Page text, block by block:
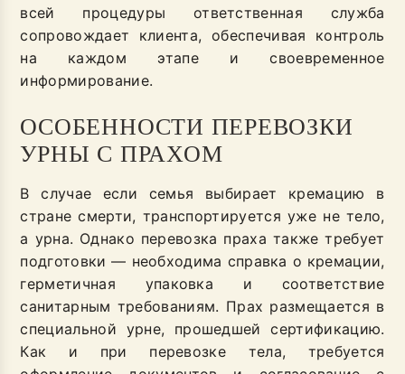
всей процедуры ответственная служба
сопровождает клиента, обеспечивая контроль
на каждом этапе и своевременное
информирование.
ОСОБЕННОСТИ ПЕРЕВОЗКИ
УРНЫ С ПРАХОМ
В случае если семья выбирает кремацию в
стране смерти, транспортируется уже не тело,
а урна. Однако перевозка праха также требует
подготовки — необходима справка о кремации,
герметичная упаковка и соответствие
санитарным требованиям. Прах размещается в
специальной урне, прошедшей сертификацию.
Как и при перевозке тела, требуется